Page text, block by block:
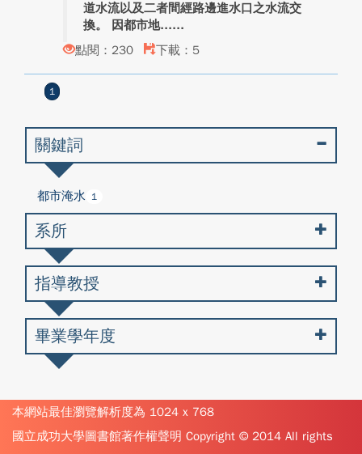
道水流以及二者間經路邊進水口之水流交
換。 因都市地...
點閱：230
下載：5
1
關鍵詞
都市淹水 1
系所
指導教授
畢業學年度
本網站最佳瀏覽解析度為 1024 x 768
國立成功大學圖書館著作權聲明 Copyright © 2014 All rights